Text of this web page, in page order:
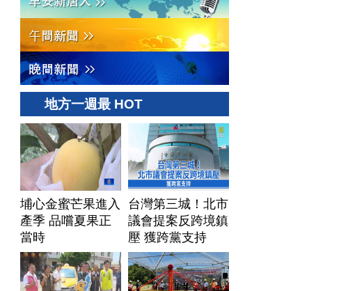
地方一週最 HOT
埔心金蜜芒果進入
產季 品嚐夏果正
當時
台灣第三城！北市
議會提案反跨境鎮
壓 獲跨黨支持